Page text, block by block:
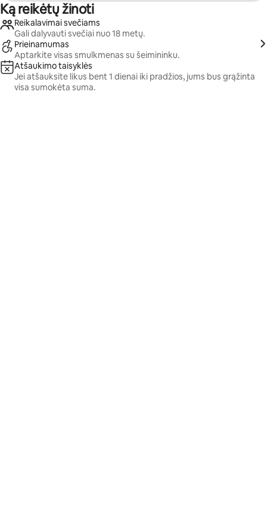
Ką reikėtų žinoti
Reikalavimai svečiams
Gali dalyvauti svečiai nuo 18 metų.
Prieinamumas
Aptarkite visas smulkmenas su šeimininku.
Atšaukimo taisyklės
Jei atšauksite likus bent 1 dienai iki pradžios, jums bus grąžinta
visa sumokėta suma.